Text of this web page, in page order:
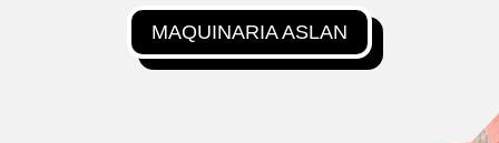
MAQUINARIA ASLAN